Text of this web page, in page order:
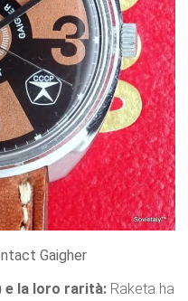
Gaigher
e la loro rarità: Raketa ha